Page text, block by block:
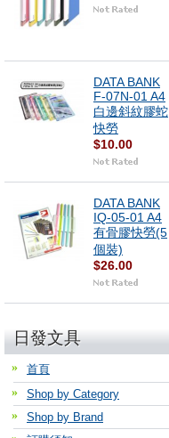
DATA BANK
F-07N-01 A4
白邊斜紋膠蛇
快勞
$10.00
DATA BANK
IQ-05-01 A4
有骨膠快勞(5
個裝)
$26.00
日發文具
首頁
Shop by Category
Shop by Brand